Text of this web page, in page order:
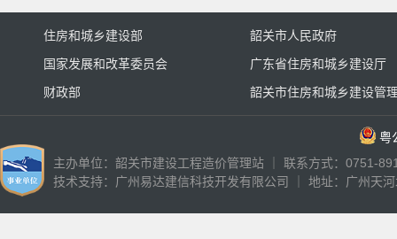
住房和城乡建设部
国家发展和改革委员会
财政部
韶关市人民政府
广东省住房和城乡建设厅
韶关市住房和城乡建设管
粤
主办单位：韶关市建设工程造价管理站 ｜ 联系方式：0751-
技术支持： 广州易达建信科技开发有限公司 ｜ 地址：广州天